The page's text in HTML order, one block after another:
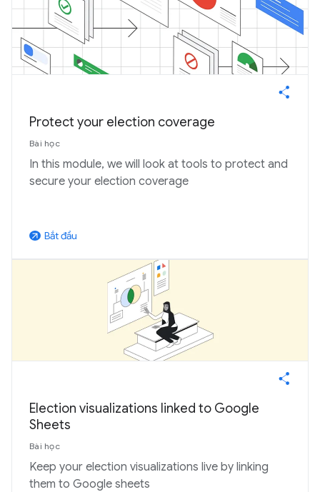
Protect your election coverage
Bài học
In this module, we will look at tools to protect and
secure your election coverage
arrow_outward Bắt đầu
Election visualizations linked to Google
Sheets
Bài học
Keep your election visualizations live by linking
them to Google sheets